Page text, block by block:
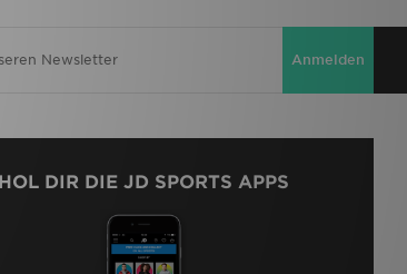
Anmelden
HOL DIR DIE JD SPORTS APPS